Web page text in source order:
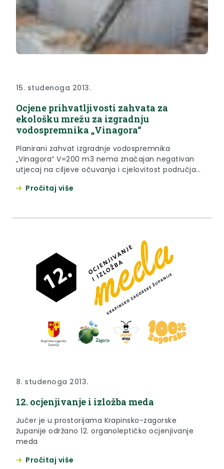
15. studenoga 2013.
Ocjene prihvatljivosti zahvata za
ekološku mrežu za izgradnju
vodospremnika „Vinagora“
Planirani zahvat izgradnje vodospremnika
„Vinagora“ V=200 m3 nema značajan negativan
utjecaj na ciljeve očuvanja i cjelovitost područja
Pročitaj više
8. studenoga 2013.
12. ocjenjivanje i izložba meda
Jučer je u prostorijama Krapinsko-zagorske
županije održano 12. organoleptičko ocjenjivanje
meda
Pročitaj više